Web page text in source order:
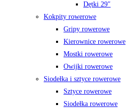
Dętki 29″
Kokpity rowerowe
Gripy rowerowe
Kierownice rowerowe
Mostki rowerowe
Owijki rowerowe
Siodełka i sztyce rowerowe
Sztyce rowerowe
Siodełka rowerowe